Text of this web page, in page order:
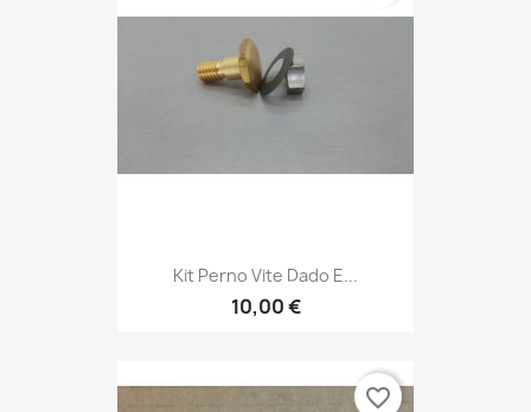
Kit Perno Vite Dado E...
10,00 €
favorite_border